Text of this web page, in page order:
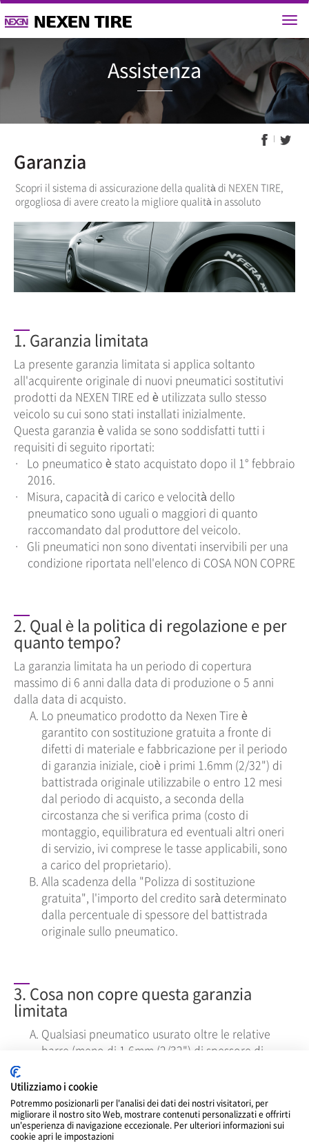
Garanzia
Scopri il sistema di assicurazione della qualità di NEXEN TIRE,
orgogliosa di avere creato la migliore qualità in assoluto
1. Garanzia limitata
La presente garanzia limitata si applica soltanto
all'acquirente originale di nuovi pneumatici sostitutivi
prodotti da NEXEN TIRE ed è utilizzata sullo stesso
veicolo su cui sono stati installati inizialmente.
Questa garanzia è valida se sono soddisfatti tutti i
requisiti di seguito riportati:
Lo pneumatico è stato acquistato dopo il 1° febbraio
2016.
Misura, capacità di carico e velocità dello
pneumatico sono uguali o maggiori di quanto
raccomandato dal produttore del veicolo.
Gli pneumatici non sono diventati inservibili per una
condizione riportata nell'elenco di COSA NON COPRE
2. Qual è la politica di regolazione e per
quanto tempo?
La garanzia limitata ha un periodo di copertura
massimo di 6 anni dalla data di produzione o 5 anni
dalla data di acquisto.
Lo pneumatico prodotto da Nexen Tire è
garantito con sostituzione gratuita a fronte di
difetti di materiale e fabbricazione per il periodo
di garanzia iniziale, cioè i primi 1.6mm (2/32") di
battistrada originale utilizzabile o entro 12 mesi
dal periodo di acquisto, a seconda della
circostanza che si verifica prima (costo di
montaggio, equilibratura ed eventuali altri oneri
di servizio, ivi comprese le tasse applicabili, sono
a carico del proprietario).
Alla scadenza della "Polizza di sostituzione
gratuita", l'importo del credito sarà determinato
dalla percentuale di spessore del battistrada
originale sullo pneumatico.
3. Cosa non copre questa garanzia
limitata
Qualsiasi pneumatico usurato oltre le relative
barre (meno di 1.6mm (2/32") di spessore di
Pneumatico con codice identificativo del D.O.T.
e/o denominazione del marchio rimossi
intenzionalmente.
Errore nell'applicazione delle misure dello
Utilizziamo i cookie
Potremmo posizionarli per l'analisi dei dati dei nostri visitatori, per
migliorare il nostro sito Web, mostrare contenuti personalizzati e offrirti
un'esperienza di navigazione eccezionale. Per ulteriori informazioni sui
cookie apri le impostazioni